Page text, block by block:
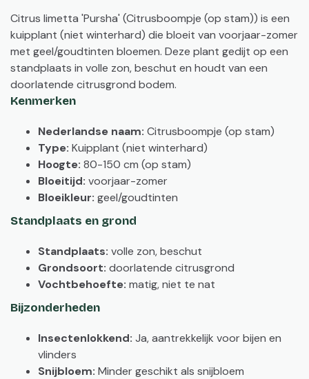
Citrus limetta 'Pursha' (Citrusboompje (op stam)) is een
kuipplant (niet winterhard) die bloeit van voorjaar-zomer
met geel/goudtinten bloemen. Deze plant gedijt op een
standplaats in volle zon, beschut en houdt van een
doorlatende citrusgrond bodem.
Kenmerken
Nederlandse naam: Citrusboompje (op stam)
Type: Kuipplant (niet winterhard)
Hoogte: 80-150 cm (op stam)
Bloeitijd: voorjaar-zomer
Bloeikleur: geel/goudtinten
Standplaats en grond
Standplaats: volle zon, beschut
Grondsoort: doorlatende citrusgrond
Vochtbehoefte: matig, niet te nat
Bijzonderheden
Insectenlokkend: Ja, aantrekkelijk voor bijen en
vlinders
Snijbloem: Minder geschikt als snijbloem